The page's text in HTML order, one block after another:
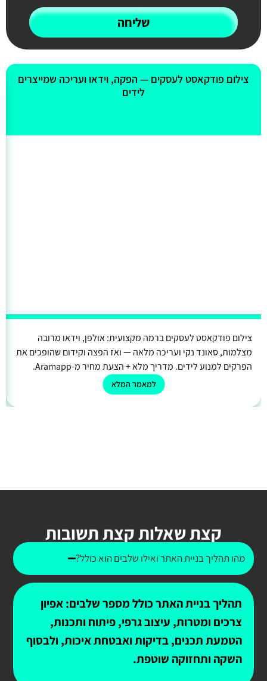
שליחה
אולי יעניין אותך גם
צילום פודקאסט לעסקים — הפקה, וידאו ועריכה שמייצרים
לידים
צילום פודקאסט לעסקים ברמה מקצועית: אולפן, וידאו מרובה
מצלמות, סאונד נקי ועריכה מלאה — ואז הפצה וקידום שהופכים את
הפרקים למנוע לידים. מדריך מלא + הצעת מחיר מ-Aramapp.
למאמר המלא
קצת שאלות קצת תשובות
מהו תהליך בניית האתר ואילו שלבים הוא כולל?
תהליך בניית האתר כולל מספר שלבים: אפיון
צרכים ומטרות, עיצוב גרפי, פיתוח ותכנות,
הטמעת תכנים, בדיקות ואבטחת איכות, ולבסוף
השקה ותחזוקה שוטפת.